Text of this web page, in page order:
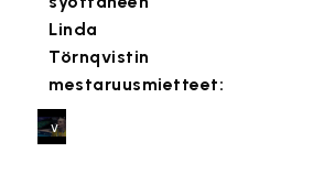
Linda
Törnqvistin
mestaruusmietteet:
k
a
v